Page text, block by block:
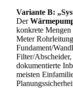
Variante B:
Der
konkrete Mengen
Meter
Fundament/
Filter/
dokumentierte
meisten